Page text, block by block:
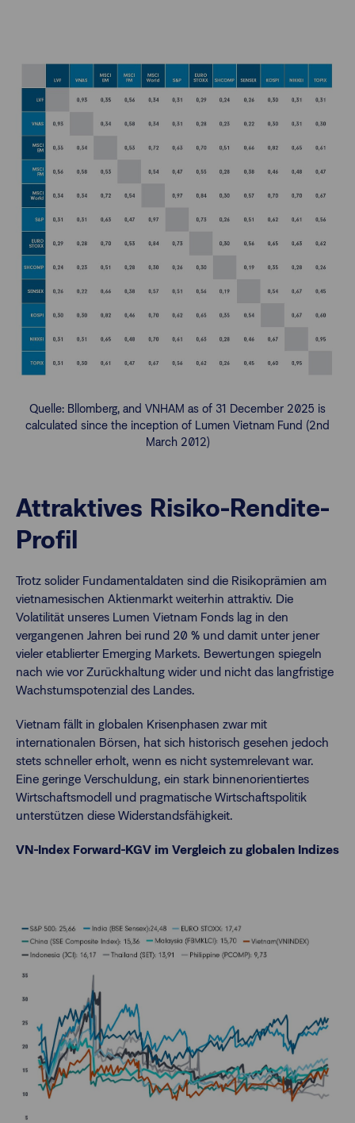
Quelle: Bllomberg, and VNHAM as of 31 December 2025 is
calculated since the inception of Lumen Vietnam Fund (2nd
March 2012)
Attraktives Risiko-Rendite-
Profil
Trotz solider Fundamentaldaten sind die Risikoprämien am
vietnamesischen Aktienmarkt weiterhin attraktiv. Die
Volatilität unseres Lumen Vietnam Fonds lag in den
vergangenen Jahren bei rund 20 % und damit unter jener
vieler etablierter Emerging Markets. Bewertungen spiegeln
nach wie vor Zurückhaltung wider und nicht das langfristige
Wachstumspotenzial des Landes.
Vietnam fällt in globalen Krisenphasen zwar mit
internationalen Börsen, hat sich historisch gesehen jedoch
stets schneller erholt, wenn es nicht systemrelevant war.
Eine geringe Verschuldung, ein stark binnenorientiertes
Wirtschaftsmodell und pragmatische Wirtschaftspolitik
unterstützen diese Widerstandsfähigkeit.
VN-Index Forward-KGV im Vergleich zu globalen Indizes